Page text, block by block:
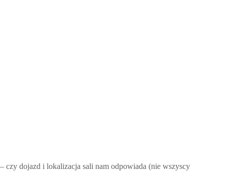
– czy dojazd i lokalizacja sali nam odpowiada (nie wszyscy